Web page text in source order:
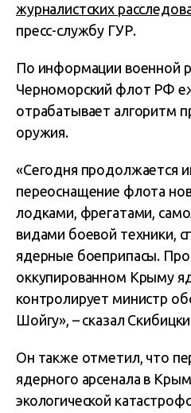
журналистских
пресс-службу ГУР.
По информации военной
Черноморский флот РФ
отрабатывает алгоритм
оружия.
«Сегодня продолжается
переоснащение флота
лодками, фрегатами,
видами боевой техники,
ядерные боеприпасы.
оккупированном Крыму
контролирует министр
Шойгу», – сказал
Он также отметил, что
ядерного арсенала в
экологической